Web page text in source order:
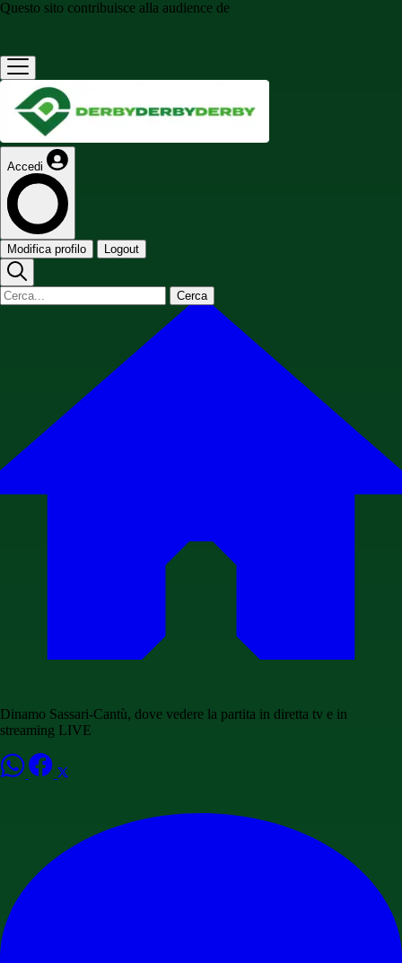
Questo sito contribuisce alla audience de
Accedi
Modifica profilo Logout
Cerca
Dinamo Sassari-Cantù, dove vedere la partita in diretta tv e in
streaming LIVE